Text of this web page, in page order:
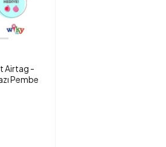
Airtag -
Pembe